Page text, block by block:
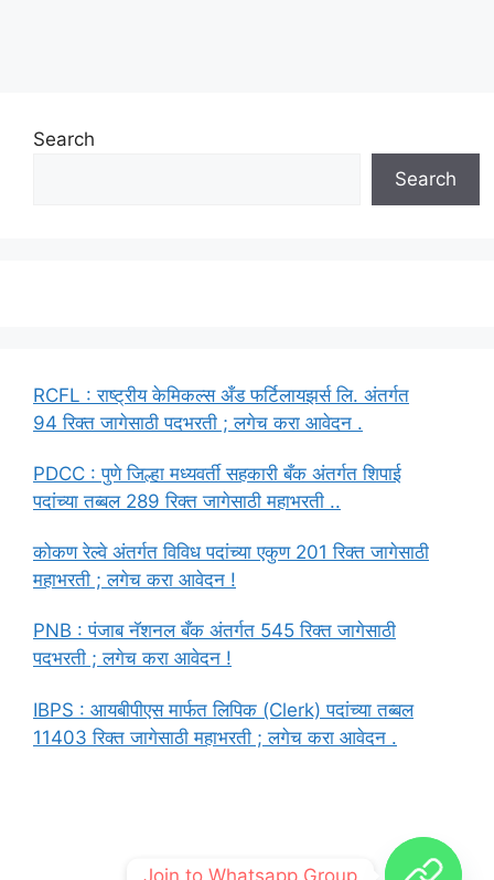
Search
Search
RCFL : राष्ट्रीय केमिकल्स अँड फर्टिलायझर्स लि. अंतर्गत
94 रिक्त जागेसाठी पदभरती ; लगेच करा आवेदन .
PDCC : पुणे जिल्हा मध्यवर्ती सहकारी बँक अंतर्गत शिपाई
पदांच्या तब्बल 289 रिक्त जागेसाठी महाभरती ..
कोकण रेल्वे अंतर्गत विविध पदांच्या एकुण 201 रिक्त जागेसाठी
महाभरती ; लगेच करा आवेदन !
PNB : पंजाब नॅशनल बँक अंतर्गत 545 रिक्त जागेसाठी
पदभरती ; लगेच करा आवेदन !
IBPS : आयबीपीएस मार्फत लिपिक (Clerk) पदांच्या तब्बल
11403 रिक्त जागेसाठी महाभरती ; लगेच करा आवेदन .
Join to Whatsapp Group